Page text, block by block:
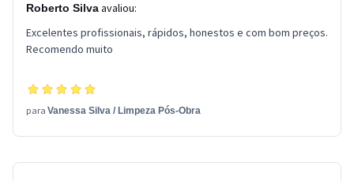
Roberto Silvaavaliou:
Excelentes profissionais, rápidos, honestos e com bom preços.
Recomendo muito
para Vanessa Silva / Limpeza Pós-Obra